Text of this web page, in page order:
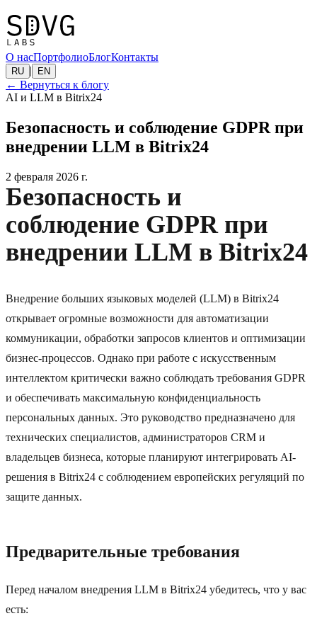
О насПортфолиоБлогКонтакты
RU | EN
← Вернуться к блогу
AI и LLM в Bitrix24
Безопасность и соблюдение GDPR при
внедрении LLM в Bitrix24
2 февраля 2026 г.
Безопасность и
соблюдение GDPR при
внедрении LLM в Bitrix24
Внедрение больших языковых моделей (LLM) в Bitrix24
открывает огромные возможности для автоматизации
коммуникации, обработки запросов клиентов и оптимизации
бизнес-процессов. Однако при работе с искусственным
интеллектом критически важно соблюдать требования GDPR
и обеспечивать максимальную конфиденциальность
персональных данных. Это руководство предназначено для
технических специалистов, администраторов CRM и
владельцев бизнеса, которые планируют интегрировать AI-
решения в Bitrix24 с соблюдением европейских регуляций по
защите данных.
Предварительные требования
Перед началом внедрения LLM в Bitrix24 убедитесь, что у вас
есть: